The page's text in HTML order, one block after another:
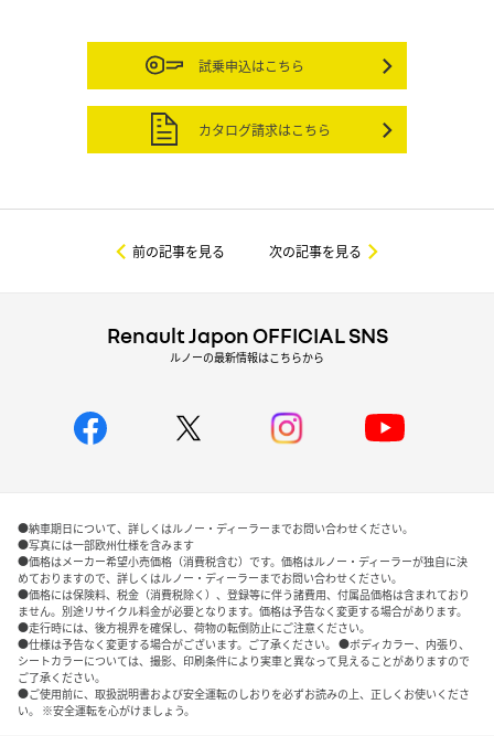
試乗申込はこちら
カタログ請求はこちら
前の記事を見る 次の記事を見る
Renault Japon OFFICIAL SNS
ルノーの最新情報はこちらから
●納車期日について、詳しくはルノー・ディーラーまでお問い合わせください。
●写真には一部欧州仕様を含みます
●価格はメーカー希望小売価格（消費税含む）です。価格はルノー・ディーラーが独自に決
めておりますので、詳しくはルノー・ディーラーまでお問い合わせください。
●価格には保険料、税金（消費税除く）、登録等に伴う諸費用、付属品価格は含まれており
ません。別途リサイクル料金が必要となります。価格は予告なく変更する場合があります。
●走行時には、後方視界を確保し、荷物の転倒防止にご注意ください。
●仕様は予告なく変更する場合がございます。ご了承ください。 ●ボディカラー、内張り、
シートカラーについては、撮影、印刷条件により実車と異なって見えることがありますので
ご了承ください。
●ご使用前に、取扱説明書および安全運転のしおりを必ずお読みの上、正しくお使いくださ
い。 ※安全運転を心がけましょう。